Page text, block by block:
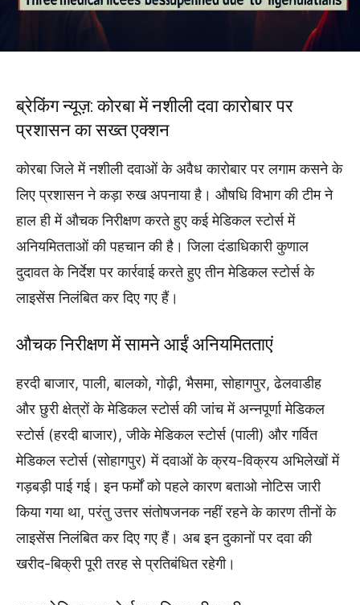
ब्रेकिंग न्यूज़: कोरबा में नशीली दवा कारोबार पर
प्रशासन का सख्त एक्शन
कोरबा जिले में नशीली दवाओं के अवैध कारोबार पर लगाम कसने के
लिए प्रशासन ने कड़ा रुख अपनाया है। औषधि विभाग की टीम ने
हाल ही में औचक निरीक्षण करते हुए कई मेडिकल स्टोर्स में
अनियमितताओं की पहचान की है। जिला दंडाधिकारी कुणाल
दुदावत के निर्देश पर कार्रवाई करते हुए तीन मेडिकल स्टोर्स के
लाइसेंस निलंबित कर दिए गए हैं।
औचक निरीक्षण में सामने आईं अनियमितताएं
हरदी बाजार, पाली, बालको, गोढ़ी, भैसमा, सोहागपुर, ढेलवाडीह
और छुरी क्षेत्रों के मेडिकल स्टोर्स की जांच में अन्नपूर्णा मेडिकल
स्टोर्स (हरदी बाजार), जीके मेडिकल स्टोर्स (पाली) और गर्वित
मेडिकल स्टोर्स (सोहागपुर) में दवाओं के क्रय-विक्रय अभिलेखों में
गड़बड़ी पाई गई। इन फर्मों को पहले कारण बताओ नोटिस जारी
किया गया था, परंतु उत्तर संतोषजनक नहीं रहने के कारण तीनों के
लाइसेंस निलंबित कर दिए गए हैं। अब इन दुकानों पर दवा की
खरीद-बिक्री पूरी तरह से प्रतिबंधित रहेगी।